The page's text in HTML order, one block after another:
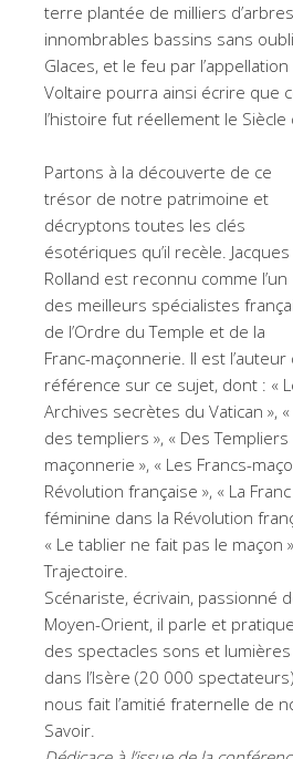
terre plantée de milliers
innombrables bassins sans
Glaces, et le feu par
Voltaire pourra ainsi écrire que
l’histoire fut réellement le Siècle
Partons à la découverte de ce
trésor de notre patrimoine et
décryptons toutes les clés
ésotériques qu’il recèle. Jacques
Rolland est reconnu comme l’un
des meilleurs spécialistes
de l’Ordre du Temple et de la
Franc-maçonnerie. Il est l’auteur
référence sur ce sujet, dont : «
Archives secrètes du Vatican »,
des templiers », « Des Templiers
maçonnerie », « Les Francs-
Révolution française », « La
féminine dans la Révolution
« Le tablier ne fait pas le maçon
Trajectoire.
Scénariste, écrivain, passionné
Moyen-Orient, il parle et
des spectacles sons et
dans l’Isère (20 000
nous fait l’amitié fraternelle de
Savoir.